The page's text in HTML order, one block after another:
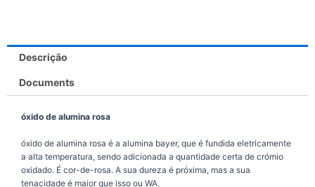
Descrição
Documents
óxido de alumina rosa
óxido de alumina rosa é a alumina bayer, que é fundida eletricamente
a alta temperatura, sendo adicionada a quantidade certa de crómio
oxidado. É cor-de-rosa. A sua dureza é próxima, mas a sua
tenacidade é maior que isso ou WA.